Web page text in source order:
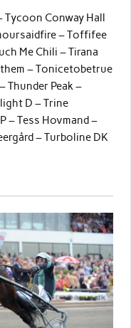
Tycoon Conway Hall
– Toffifee
Me Chili – Tirana
– Tonicetobetrue
Thunder Peak –
D – Trine
– Tess Hovmand –
– Turboline DK